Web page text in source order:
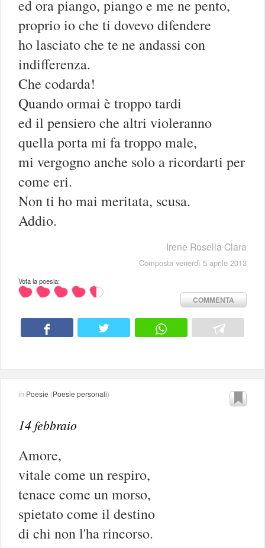
ed ora piango, piango e me ne pento,
proprio io che ti dovevo difendere
ho lasciato che te ne andassi con
indifferenza.
Che codarda!
Quando ormai è troppo tardi
ed il pensiero che altri violeranno
quella porta mi fa troppo male,
mi vergogno anche solo a ricordarti per
come eri.
Non ti ho mai meritata, scusa.
Addio.
Irene Rosella Clara
Composta venerdì 5 aprile 2013
Vota la poesia:
COMMENTA
in Poesie (Poesie personali)
14 febbraio
Amore,
vitale come un respiro,
tenace come un morso,
spietato come il destino
di chi non l'ha rincorso.